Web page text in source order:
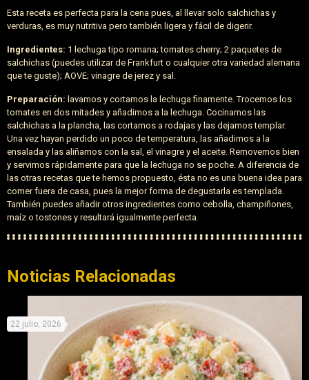
Esta receta es perfecta para la cena pues, al llevar solo salchichas y
verduras, es muy nutritiva pero también ligera y fácil de digerir.
Ingredientes: 1 lechuga tipo romana; tomates cherry; 2 paquetes de
salchichas (puedes utilizar de Frankfurt o cualquier otra variedad alemana
que te guste); AOVE; vinagre de jerez y sal.
Preparación: lavamos y cortamos la lechuga finamente. Trocemos los
tomates en dos mitades y añadimos a la lechuga. Cocinamos las
salchichas a la plancha, las cortamos a rodajas y las dejamos templar.
Una vez hayan perdido un poco de temperatura, las añadimos a la
ensalada y las aliñamos con la sal, el vinagre y el aceite. Removemos bien
y servimos rápidamente para que la lechuga no se poche. A diferencia de
las otras recetas que te hemos propuesto, ésta no es una buena idea para
comer fuera de casa, pues la mejor forma de degustarla es templada.
También puedes añadir otros ingredientes como cebolla, champiñones,
maíz o tostones y resultará igualmente perfecta.
Noticias Relacionadas
22 julio, 2026